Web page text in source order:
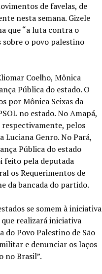
de favelas, de
nesta semana. Gizele
que “a luta contra o
sobre o povo palestino
Coelho, Mônica
Pública do estado. O
por Mônica Seixas da
no estado. No Amapá,
respectivamente, pelos
Luciana Genro. No Pará,
Pública do estado
feito pela deputada
os Requerimentos de
da bancada do partido.
se somem à iniciativa
realizará iniciativa
do Povo Palestino de São
e denunciar os laços
no Brasil”.